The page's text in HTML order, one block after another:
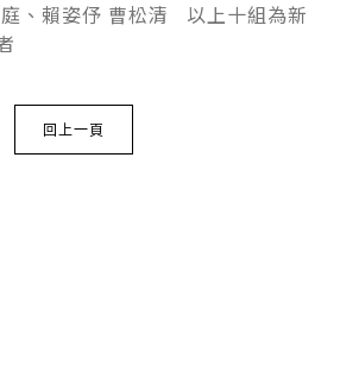
、賴姿伃 曹松清 以上十組為新
回上一頁